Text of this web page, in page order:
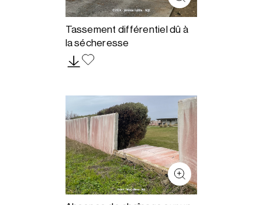
Tassement différentiel dû à
la sécheresse